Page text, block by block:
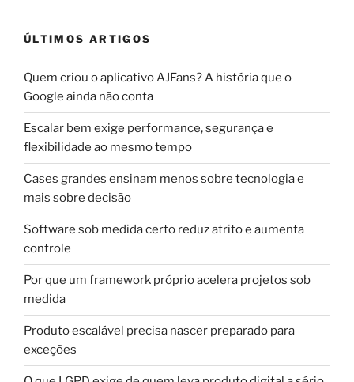
ÚLTIMOS ARTIGOS
Quem criou o aplicativo AJFans? A história que o
Google ainda não conta
Escalar bem exige performance, segurança e
flexibilidade ao mesmo tempo
Cases grandes ensinam menos sobre tecnologia e
mais sobre decisão
Software sob medida certo reduz atrito e aumenta
controle
Por que um framework próprio acelera projetos sob
medida
Produto escalável precisa nascer preparado para
exceções